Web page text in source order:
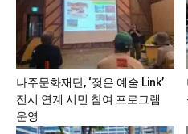
나주문화재단, ‘젖은 예술 Link’
전시 연계 시민 참여 프로그램
운영